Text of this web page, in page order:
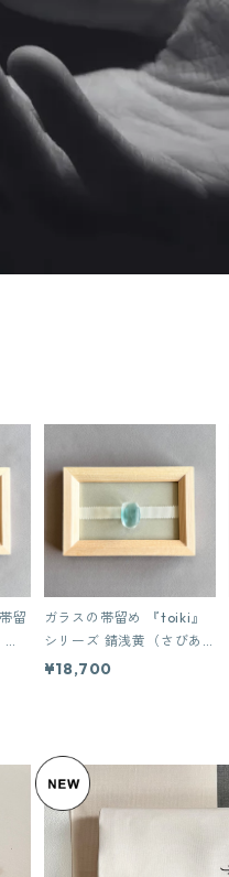
留
ガラスの帯留め 『toiki』
シリーズ 錆浅黄（さびあ
さぎ）
¥18,700